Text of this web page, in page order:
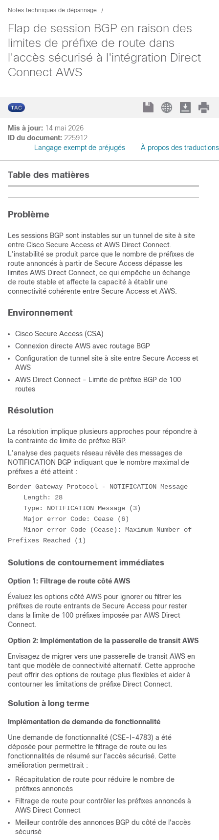
Notes techniques de dépannage
Flap de session BGP en raison des
limites de préfixe de route dans
l'accès sécurisé à l'intégration Direct
Connect AWS
Mis à jour: 14 mai 2026
ID du document: 225912
Langage exempt de préjugés
À propos des traductions
Table des matières
Problème
Les sessions BGP sont instables sur un tunnel de site à site
entre Cisco Secure Access et AWS Direct Connect.
L'instabilité se produit parce que le nombre de préfixes de
route annoncés à partir de Secure Access dépasse les
limites AWS Direct Connect, ce qui empêche un échange
de route stable et affecte la capacité à établir une
connectivité cohérente entre Secure Access et AWS.
Environnement
Cisco Secure Access (CSA)
Connexion directe AWS avec routage BGP
Configuration de tunnel site à site entre Secure Access et
AWS
AWS Direct Connect - Limite de préfixe BGP de 100
routes
Résolution
La résolution implique plusieurs approches pour répondre à
la contrainte de limite de préfixe BGP.
L'analyse des paquets réseau révèle des messages de
NOTIFICATION BGP indiquant que le nombre maximal de
préfixes a été atteint :
Border Gateway Protocol - NOTIFICATION Message
Prefixes Reached (1)
Solutions de contournement immédiates
Option 1: Filtrage de route côté AWS
Évaluez les options côté AWS pour ignorer ou filtrer les
préfixes de route entrants de Secure Access pour rester
dans la limite de 100 préfixes imposée par AWS Direct
Connect.
Option 2: Implémentation de la passerelle de transit AWS
Envisagez de migrer vers une passerelle de transit AWS en
tant que modèle de connectivité alternatif. Cette approche
peut offrir des options de routage plus flexibles et aider à
contourner les limitations de préfixe Direct Connect.
Solution à long terme
Implémentation de demande de fonctionnalité
Une demande de fonctionnalité (CSE-I-4783) a été
déposée pour permettre le filtrage de route ou les
fonctionnalités de résumé sur l'accès sécurisé. Cette
amélioration permettrait :
Récapitulation de route pour réduire le nombre de
préfixes annoncés
Filtrage de route pour contrôler les préfixes annoncés à
AWS Direct Connect
Meilleur contrôle des annonces BGP du côté de l'accès
sécurisé